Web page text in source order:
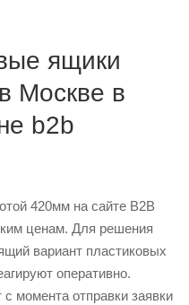
ящики
Москве в
b2b
420мм на сайте B2B
ценам. Для решения
вариант пластиковых
оперативно.
момента отправки заявки